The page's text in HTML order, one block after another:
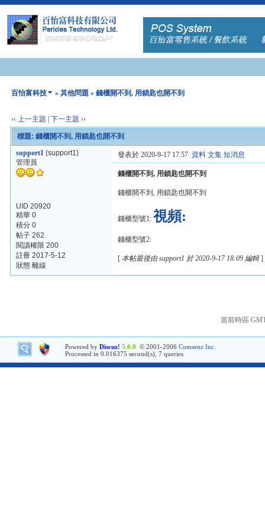
百怡富科技 »其他問題 » 錢櫃開不到, 用鎖匙也開不到
‹‹ 上一主題 |下一主題 ››
標題: 錢櫃開不到, 用鎖匙也開不到
support1 (support1)
管理員
UID 20920
精華 0
積分 0
帖子 262
閱讀權限 200
註冊 2017-5-12
狀態 離線
發表於 2020-9-17 17:57 資料 文集 短消息
錢櫃開不到, 用鎖匙也開不到
錢櫃開不到, 用鎖匙也開不到
錢櫃型號1:視頻:
錢櫃型號2:
[ 本帖最後由 support1 於 2020-9-17 18:09 編輯]
當前時區
Powered by Discuz! 5.0.0 © 2001-2006 Comsenz Inc.
Processed in 0.016375 second(s), 7 queries